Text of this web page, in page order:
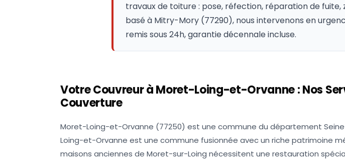
travaux de toiture : pose, réfection, réparation de fuite,
basé à Mitry-Mory (77290), nous intervenons en
remis sous 24h, garantie décennale incluse.
Votre Couvreur àMoret-Loing-et-Orvanne: Nos
Couverture
Moret-Loing-et-Orvanne (77250) est une commune du département
Loing-et-Orvanne est une commune fusionnée avec un riche patrimoine
maisons anciennes de Moret-sur-Loing nécessitent une restauration